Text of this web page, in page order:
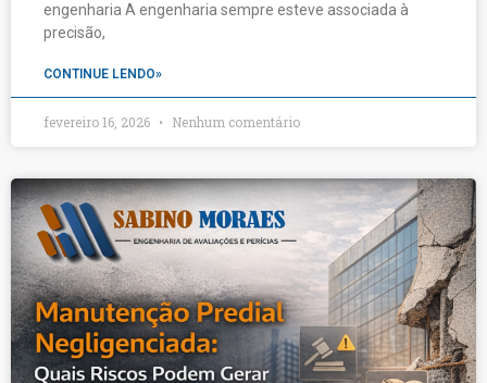
engenharia A engenharia sempre esteve associada à
precisão,
CONTINUE LENDO»
fevereiro 16, 2026 Nenhum comentário